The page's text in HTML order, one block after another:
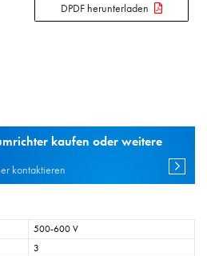
DPDF herunterladen
kaufen oder weitere
kontaktieren
500-600 V
3